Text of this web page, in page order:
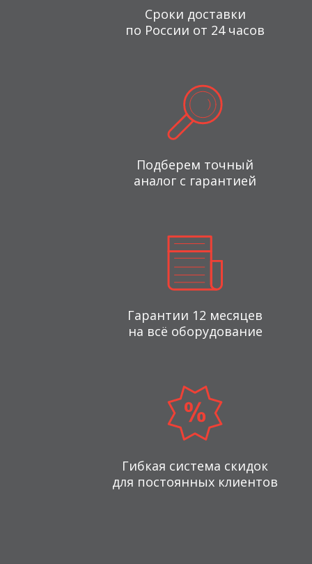
Сроки доставки
по России от 24 часов
Подберем точный
аналог с гарантией
Гарантии 12 месяцев
на всё оборудование
Гибкая система скидок
для постоянных клиентов